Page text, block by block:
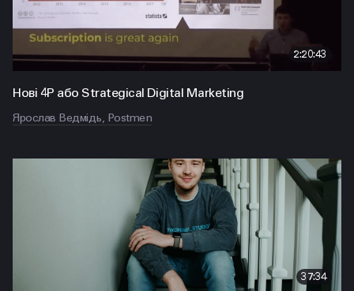
2:20:43
Нові 4P або Strategical Digital Marketing
Ярослав Ведмідь, Postmen
37:34